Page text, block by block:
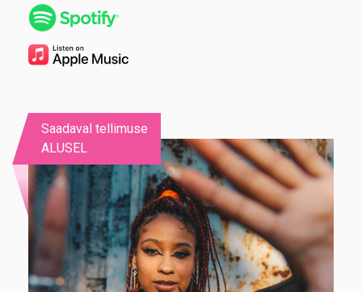
Saadaval tellimuse
ALUSEL